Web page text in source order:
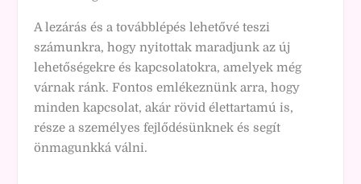
A lezárás és a továbblépés lehetővé teszi
számunkra, hogy nyitottak maradjunk az új
lehetőségekre és kapcsolatokra, amelyek még
várnak ránk. Fontos emlékeznünk arra, hogy
minden kapcsolat, akár rövid élettartamú is,
része a személyes fejlődésünknek és segít
önmagunkká válni.